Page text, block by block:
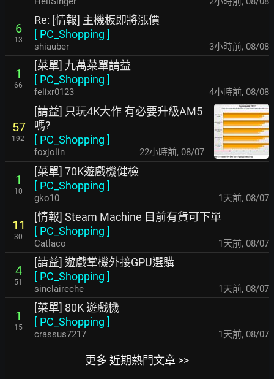
6
13
Re: [情報] 主機板即將漲價
[ PC_Shopping ]
shiauber 3小時前, 08/08
1
66
[菜單] 九萬菜單請益
[ PC_Shopping ]
felixr0123 4小時前, 08/08
57
192
[請益] 只玩4K大作 有必要升級AM5
嗎?
[ PC_Shopping ]
foxjolin 22小時前, 08/07
1
10
[菜單] 70K遊戲機健檢
[ PC_Shopping ]
gko10 1天前, 08/07
11
30
[情報] Steam Machine 目前有貨可下單
[ PC_Shopping ]
Catlaco 1天前, 08/07
4
51
[請益] 遊戲掌機外接GPU選購
[ PC_Shopping ]
sinclaireche 1天前, 08/07
1
15
[菜單] 80K 遊戲機
[ PC_Shopping ]
crassus7217 1天前, 08/07
更多 近期熱門文章 >>